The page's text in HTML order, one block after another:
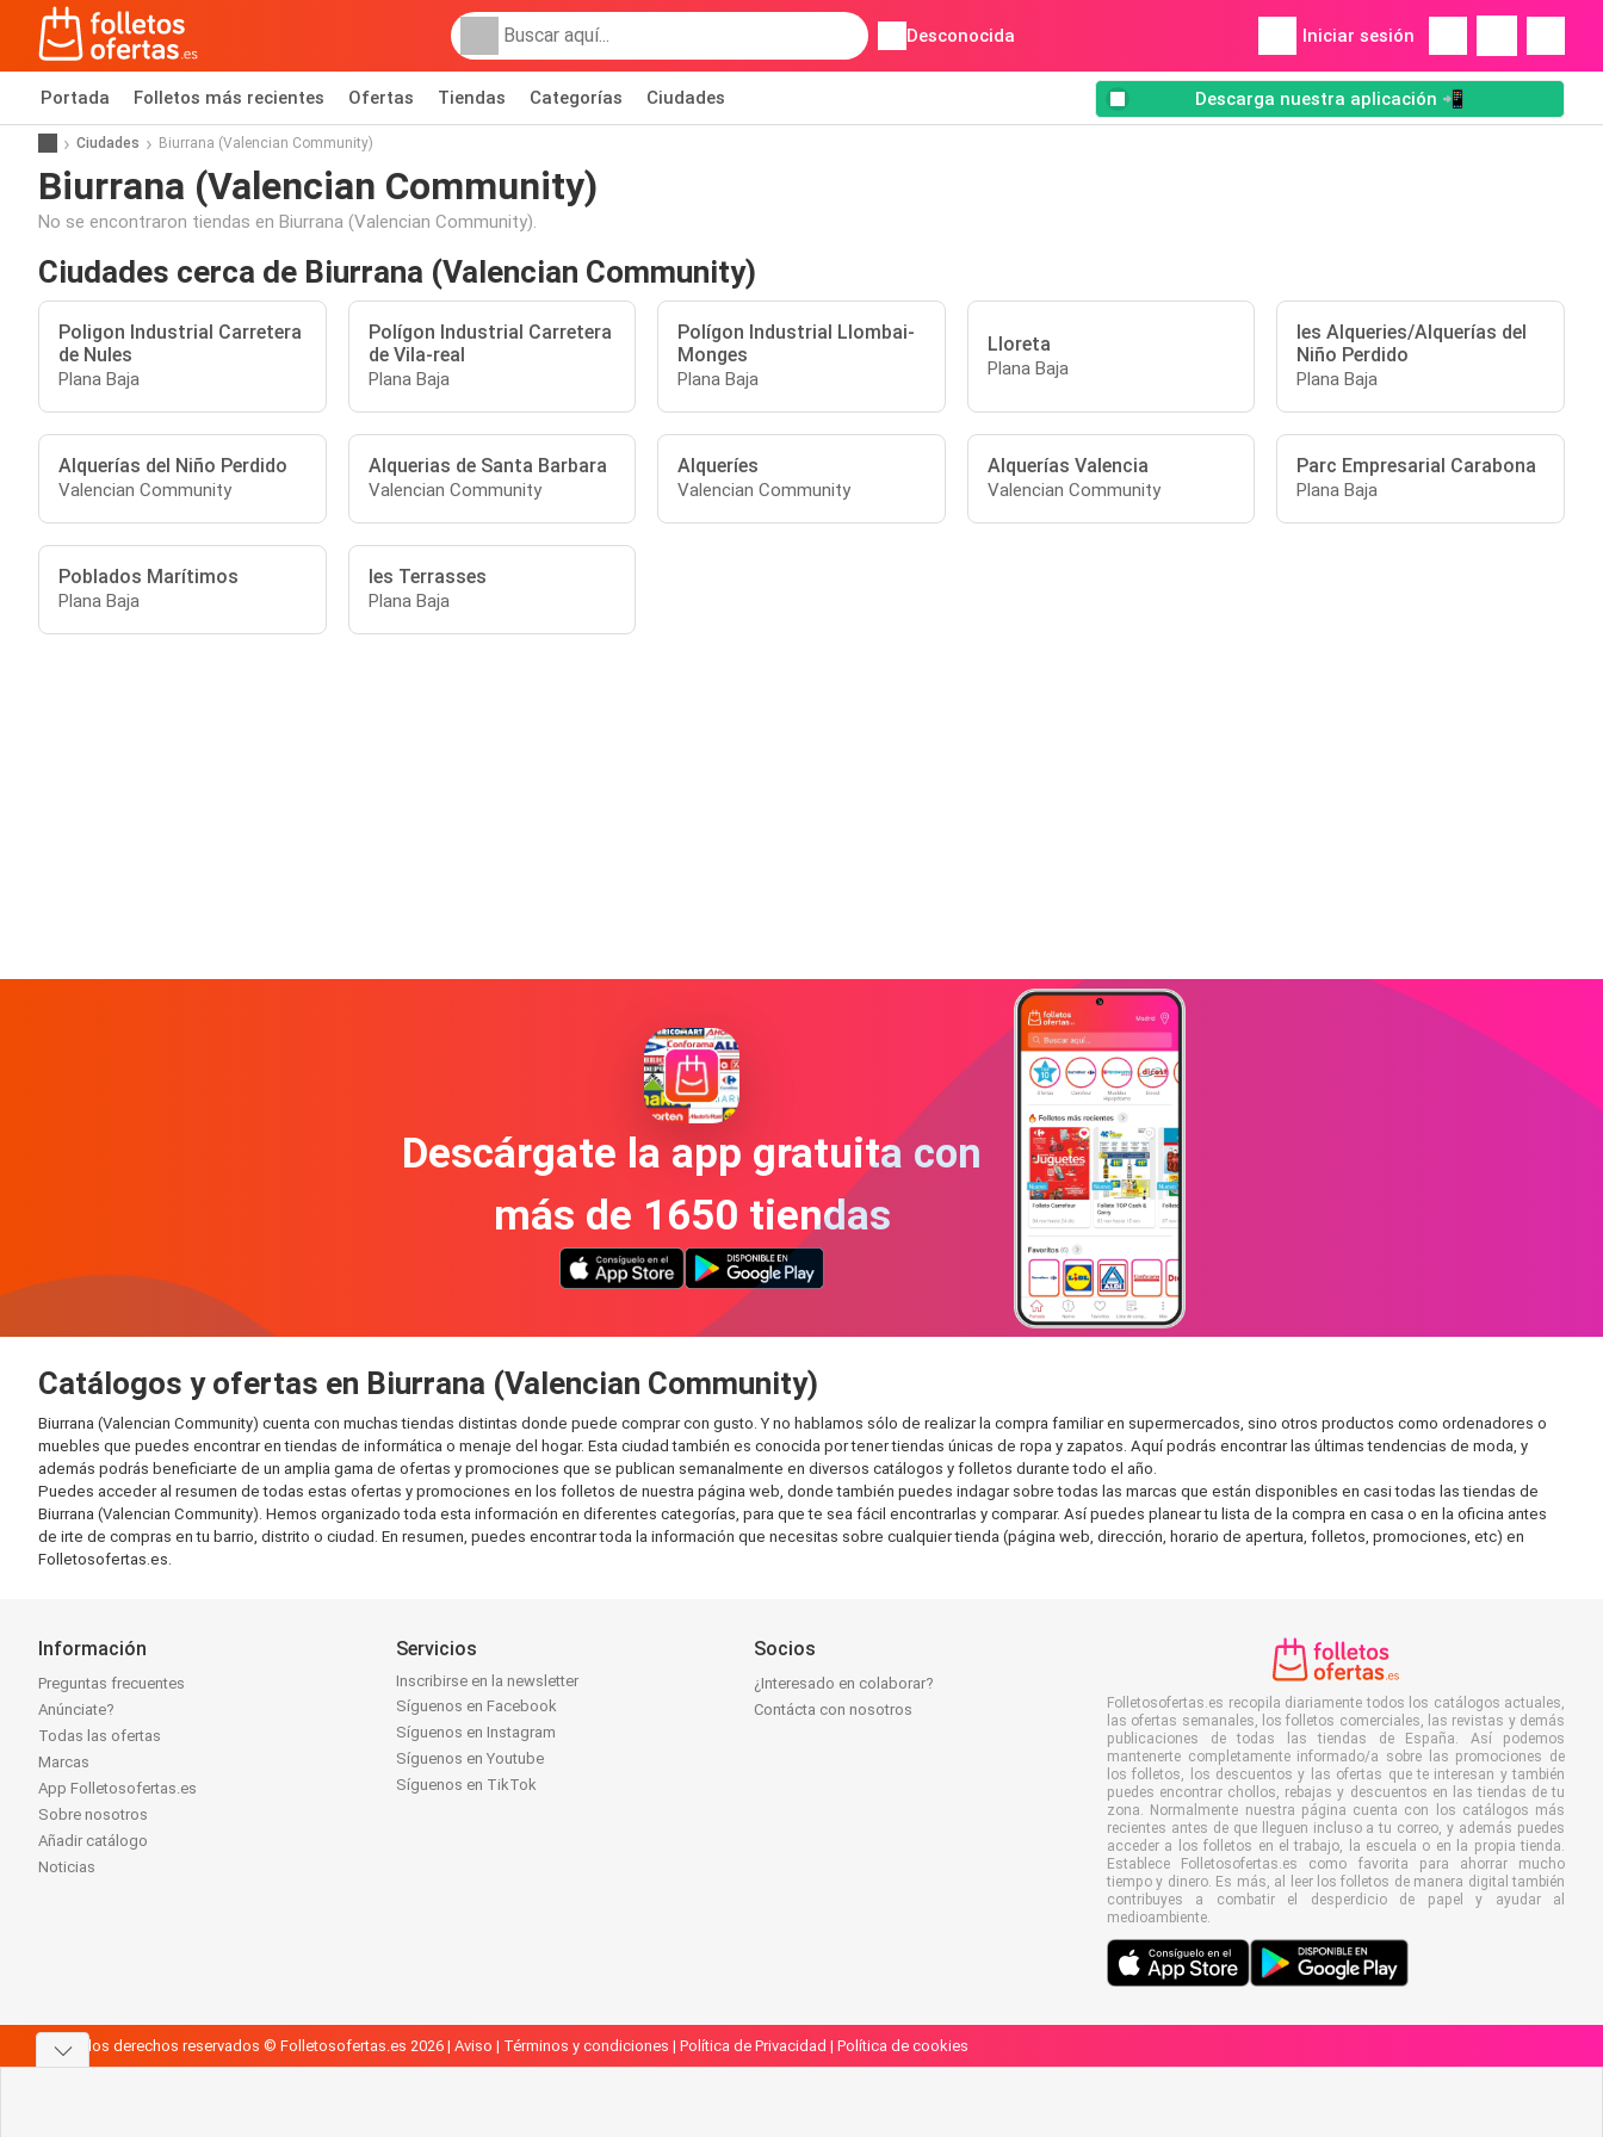
Desconocida Iniciar sesión
Portada Folletos más recientes Ofertas Tiendas Categorías Ciudades Descarga nuestra aplicación 📲
Ciudades Biurrana (Valencian Community)
Biurrana (Valencian Community)
No se encontraron tiendas en Biurrana (Valencian Community).
Ciudades cerca de Biurrana (Valencian Community)
Poligon Industrial Carretera
de Nules
Plana Baja
Polígon Industrial Carretera
de Vila-real
Plana Baja
Polígon Industrial Llombai-
Monges
Plana Baja
Lloreta
Plana Baja
les Alqueries/Alquerías del
Niño Perdido
Plana Baja
Alquerías del Niño Perdido
Valencian Community
Alquerias de Santa Barbara
Valencian Community
Alqueríes
Valencian Community
Alquerías Valencia
Valencian Community
Parc Empresarial Carabona
Plana Baja
Poblados Marítimos
Plana Baja
les Terrasses
Plana Baja
Descárgate la app gratuita con
más de 1650 tiendas
Catálogos y ofertas en Biurrana (Valencian Community)
Biurrana (Valencian Community) cuenta con muchas tiendas distintas donde puede comprar con gusto. Y no hablamos sólo de realizar la compra familiar en supermercados, sino otros productos como ordenadores o
muebles que puedes encontrar en tiendas de informática o menaje del hogar. Esta ciudad también es conocida por tener tiendas únicas de ropa y zapatos. Aquí podrás encontrar las últimas tendencias de moda, y
además podrás beneficiarte de un amplia gama de ofertas y promociones que se publican semanalmente en diversos catálogos y folletos durante todo el año.
Puedes acceder al resumen de todas estas ofertas y promociones en los folletos de nuestra página web, donde también puedes indagar sobre todas las marcas que están disponibles en casi todas las tiendas de
Biurrana (Valencian Community). Hemos organizado toda esta información en diferentes categorías, para que te sea fácil encontrarlas y comparar. Así puedes planear tu lista de la compra en casa o en la oficina antes
de irte de compras en tu barrio, distrito o ciudad. En resumen, puedes encontrar toda la información que necesitas sobre cualquier tienda (página web, dirección, horario de apertura, folletos, promociones, etc) en
Folletosofertas.es.
Información
Preguntas frecuentes
Anúnciate?
Todas las ofertas
Marcas
App Folletosofertas.es
Sobre nosotros
Añadir catálogo
Noticias
Servicios
Inscribirse en la newsletter
Síguenos en Facebook
Síguenos en Instagram
Síguenos en Youtube
Síguenos en TikTok
Socios
¿Interesado en colaborar?
Contácta con nosotros
Folletosofertas.es recopila diariamente todos los catálogos actuales,
las ofertas semanales, los folletos comerciales, las revistas y demás
publicaciones de todas las tiendas de España. Así podemos
mantenerte completamente informado/a sobre las promociones de
los folletos, los descuentos y las ofertas que te interesan y también
puedes encontrar chollos, rebajas y descuentos en las tiendas de tu
zona. Normalmente nuestra página cuenta con los catálogos más
recientes antes de que lleguen incluso a tu correo, y además puedes
acceder a los folletos en el trabajo, la escuela o en la propia tienda.
Establece Folletosofertas.es como favorita para ahorrar mucho
tiempo y dinero. Es más, al leer los folletos de manera digital también
contribuyes a combatir el desperdicio de papel y ayudar al
medioambiente.
Todos los derechos reservados © Folletosofertas.es 2026 | Aviso | Términos y condiciones | Política de Privacidad | Política de cookies